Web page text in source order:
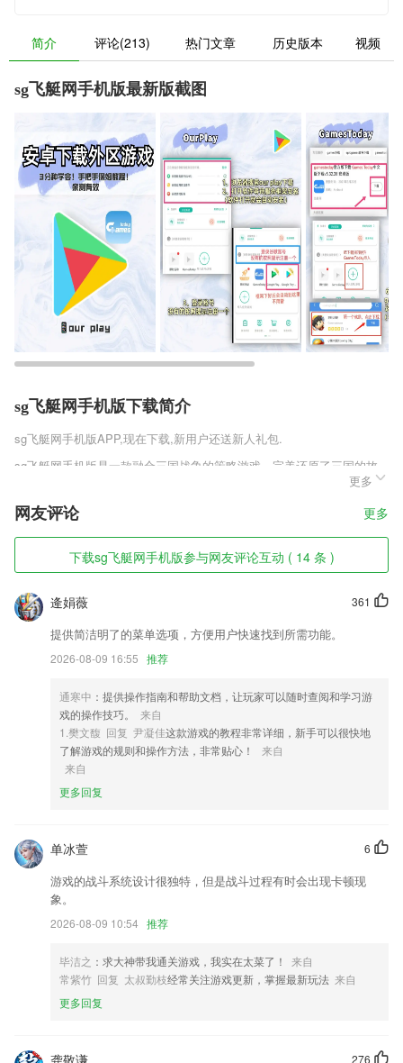
简介 评论(213) 热门文章 历史版本 视频
sg飞艇网手机版最新版截图
sg飞艇网手机版下载简介
sg飞艇网手机版APP,现在下载,新用户还送新人礼包.
sg飞艇网手机版是一款融合三国战争的策略游戏，完美还原了三国的故
事剧情，在游戏中玩家将拥有一座自己的陈词，你可以在这里研究科技，
训练更加强大的军队，当然各种强力的武将谋士也是必不可少的，带领他
们一起逐鹿天下完成统一三国的梦想。
sg飞艇网手机版软件特色
1,需要快速提升自己个人能力，才可以在考试时候轻松面对。
2,方便的图书检索和下载。全网小说，任君搜索，一键收藏和下载想要的
图书，全部免费，全部免费；
3,即时通讯(满足文字、语音沟通以及传输文件等，可单人交流，群交流)
习更容易！
5,学霸都在用的作文学习工具
6,接口清新，操作人性化
sg飞艇网手机版软件优势
2.形状画 有趣、可爱多形状画，孩子们最喜欢的创意绘画课！尊重儿童
的天性，把学习画画变成有趣的游戏，从孩子的兴趣出发，简单的形状拼
合成有趣的画。让绘画变的简单有趣。涂鸦是小孩子的最爱，如果家长没
有时间陪孩子一起玩，孩子也会自己拿起笔来涂鸦，因为画画就是这么简
单、好玩。但是，小孩子在画画初期，单一的涂鸦是不能长时间吸引他们
的。形状和绘画的学习，给给孩子带来更多的快乐体验！枯燥的几何形状
3.『50分钟1对1名师在线陪练体验课免费领』
4.主要就是为大家带来很多的物理相关内容，随时打开手机就可以在线学
更多
网友评论 更多
下载sg飞艇网手机版参与网友评论互动 ( 14 条 )
361
逄娟薇
提供简洁明了的菜单选项，方便用户快速找到所需功能。
2026-08-09 16:55 推荐
通寒中 ：提供操作指南和帮助文档，让玩家可以随时查阅和学习游
戏的操作技巧。
来自
1.樊文馥 回复 尹凝佳这款游戏的教程非常详细，新手可以很快地
了解游戏的规则和操作方法，非常贴心！
来自
来自
更多回复
6
单冰萱
游戏的战斗系统设计很独特，但是战斗过程有时会出现卡顿现
象。
2026-08-09 10:54 推荐
毕洁之 ：求大神带我通关游戏，我实在太菜了！
来自
常紫竹 回复 太叔勤枝经常关注游戏更新，掌握最新玩法 来自
更多回复
276
龚敬谦